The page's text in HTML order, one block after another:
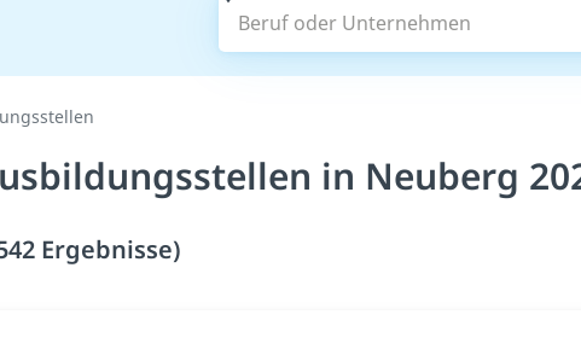
in Neuberg
Ergebnisse)